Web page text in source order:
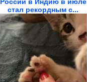
стал рекордным с...